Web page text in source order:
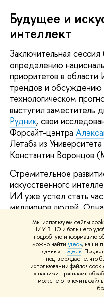
Мы используем файлы
НИУ ВШЭ и большего
подробную информацию
можно найти здесь, наши
данных –здесь.
подтверждаете, что
использовании файлов
с нашими правилами
можете отключить
Будущее и
интеллект
Заключительная
определению
приоритетов в области
трендов и
технологическом
выступил
Рудник, свои
Форсайт-центра
Летаба из
Константин Воронцов
Стремительное
искусственного
ИИ уже успел стать
миллионов людей.
значимости ИИ для
неоднозначны.
скромную роль одного
повышения
оптимистичные
социально-